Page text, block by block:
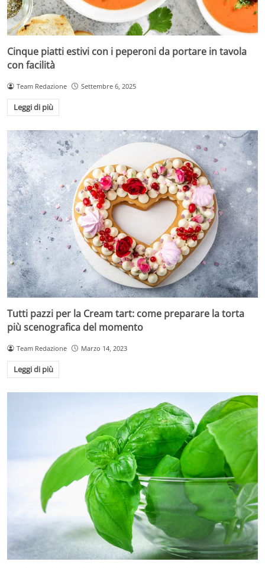
Cinque piatti estivi con i peperoni da portare in tavola
con facilità
Team Redazione Settembre 6, 2025
Leggi di più
Tutti pazzi per la Cream tart: come preparare la torta
più scenografica del momento
Team Redazione Marzo 14, 2023
Leggi di più